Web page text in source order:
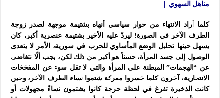
مناهل السهوي |
كلما أراد الانتهاء من حوار سياسي أنهاه بشتيمة موجهة لصدر زوجة
الطرف الآخر في الصورة! ليردّ عليه الأخير بشتيمة عنصرية أكبر، كان
يسهل حينها تحليل الوضع المأساوي للحرب في سورية، الأمر لا يتعدى
الوصول إلى جسد المرأة، حسناً هو أكبر من ذلك لكن، يجب ألّا نتغاضى
عن “الهجمات” المبطنة على المرأة والتي لا تقل سوء عن المفخخات
الانتحارية، آخرون كلما خسروا معركة شتموا نساء الطرف الآخر، وحين
كانت الذخيرة تفرغ في لحظة حرجة كانوا يشتمون نساءً مجهولات أو